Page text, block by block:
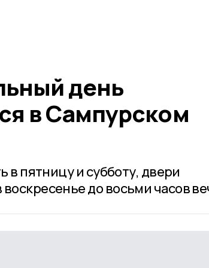
день
в Сампурском
в пятницу и субботу, двери
до восьми часов